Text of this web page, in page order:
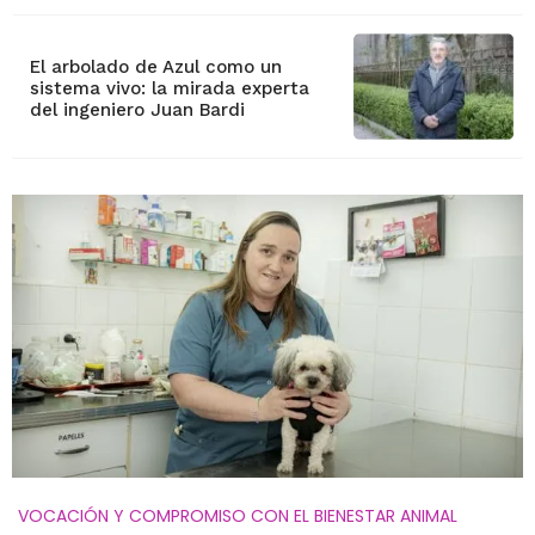
El arbolado de Azul como un
sistema vivo: la mirada experta
del ingeniero Juan Bardi
VOCACIÓN Y COMPROMISO CON EL BIENESTAR ANIMAL